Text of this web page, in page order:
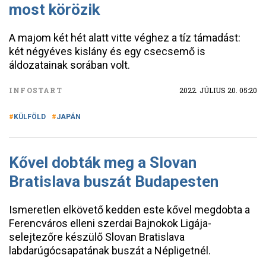
most körözik
A majom két hét alatt vitte véghez a tíz támadást:
két négyéves kislány és egy csecsemő is
áldozatainak sorában volt.
INFOSTART 2022. JÚLIUS 20. 05:20
KÜLFÖLD JAPÁN
Kővel dobták meg a Slovan
Bratislava buszát Budapesten
Ismeretlen elkövető kedden este kővel megdobta a
Ferencváros elleni szerdai Bajnokok Ligája-
selejtezőre készülő Slovan Bratislava
labdarúgócsapatának buszát a Népligetnél.